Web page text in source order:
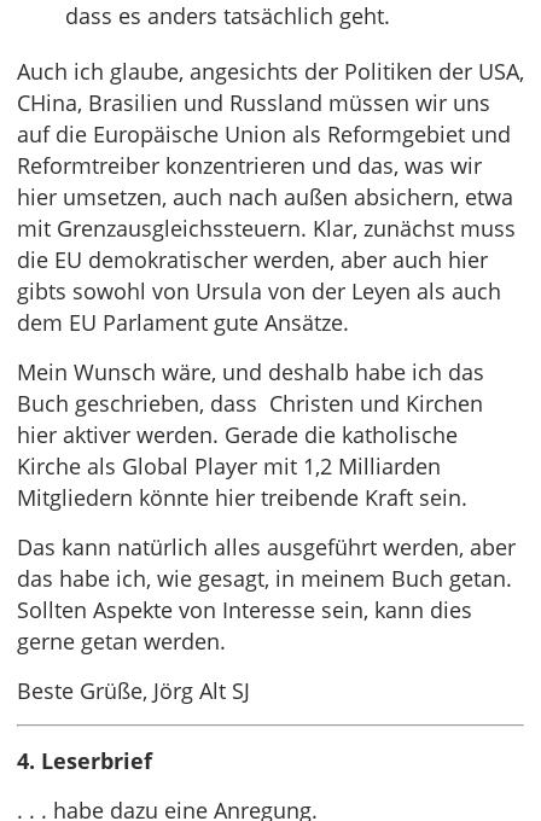
dass es anders tatsächlich geht.
Auch ich glaube, angesichts der Politiken der USA,
CHina, Brasilien und Russland müssen wir uns
auf die Europäische Union als Reformgebiet und
Reformtreiber konzentrieren und das, was wir
hier umsetzen, auch nach außen absichern, etwa
mit Grenzausgleichssteuern. Klar, zunächst muss
die EU demokratischer werden, aber auch hier
gibts sowohl von Ursula von der Leyen als auch
dem EU Parlament gute Ansätze.
Mein Wunsch wäre, und deshalb habe ich das
Buch geschrieben, dass Christen und Kirchen
hier aktiver werden. Gerade die katholische
Kirche als Global Player mit 1,2 Milliarden
Mitgliedern könnte hier treibende Kraft sein.
Das kann natürlich alles ausgeführt werden, aber
das habe ich, wie gesagt, in meinem Buch getan.
Sollten Aspekte von Interesse sein, kann dies
gerne getan werden.
Beste Grüße, Jörg Alt SJ
4. Leserbrief
. . . habe dazu eine Anregung.